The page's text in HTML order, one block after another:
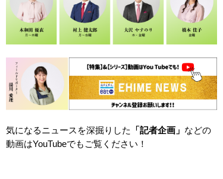
気になるニュースを深掘りした 「記者企画」 などの
動画はYouTubeでもご覧ください！